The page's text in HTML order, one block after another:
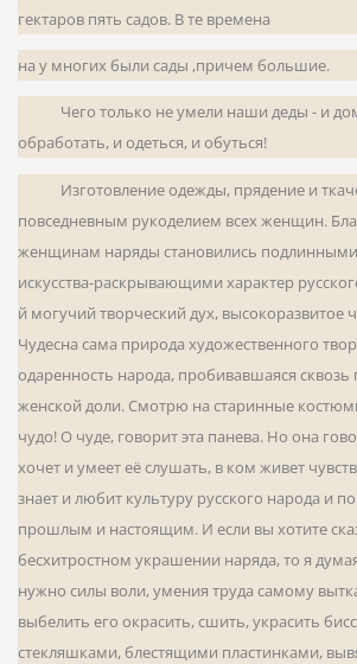
гектаров пять садов. В те време­на
на у многих были сады ,причем большие.
Чего только не умели наши деды - и дом
обработать, и одеться, и обуться!
Изготовление одежды, прядение и
повседневным рукоделием всех женщин.
женщинам наряды становились
искусства-раскрывающими характер
й могучий творческий дух, высокоразвитое
Чудесна сама природа художественного
одаренность народа, пробивавшаяся сквозь
женской доли. Смотрю на старинные
чудо! О чуде, говорит эта панева. Но она
хочет и умеет её слушать, в ком живет
знает и любит культуру русского народа и
прошлым и настоящим. И если вы хотите
бесхитростном украшении наряда, то я
нужно силы воли, умения труда самому
выбелить его окрасить, сшить, украсить
стекляшками, блестя­щими пластинками,